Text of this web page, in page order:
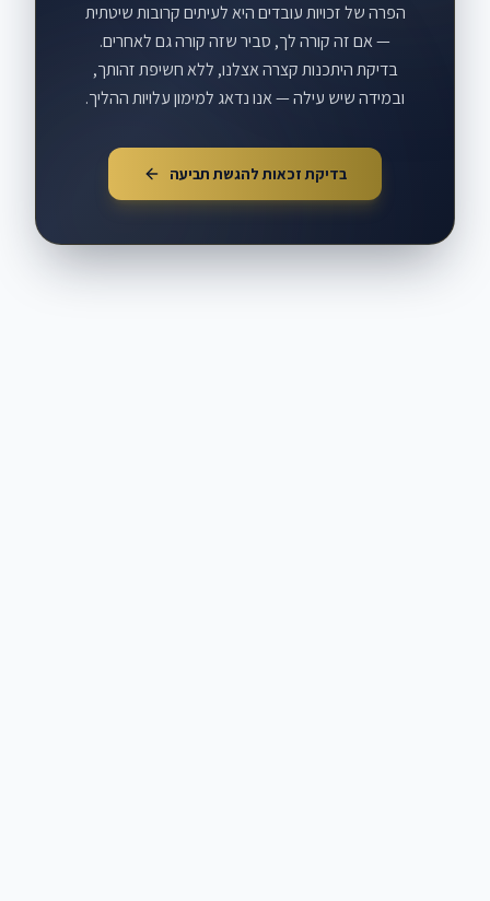
הפרה של זכויות עובדים היא לעיתים קרובות שיטתית
— אם זה קורה לך, סביר שזה קורה גם לאחרים.
בדיקת היתכנות קצרה אצלנו, ללא חשיפת זהותך,
ובמידה שיש עילה — אנו נדאג למימון עלויות ההליך.
בדיקת זכאות להגשת תביעה